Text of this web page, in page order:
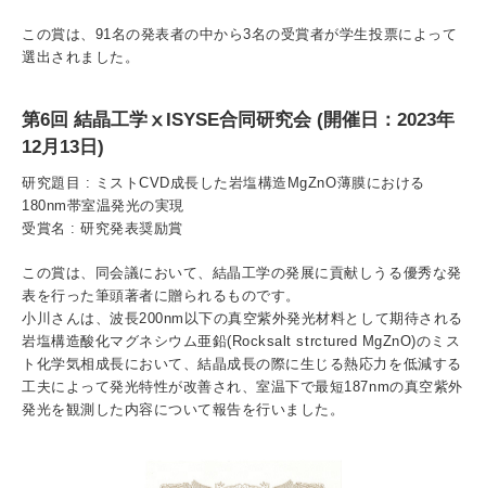
一般・企業の方
Pick Up
1. Action！x 工学院大学
2. 工学院大学ヒストリー
この賞は、91名の発表者の中から3名の受賞者が学生投票によって
選出されました。
第6回 結晶工学ⅹISYSE合同研究会 (開催日：2023年
12月13日)
研究題目 : ミストCVD成長した岩塩構造MgZnO薄膜における
180nm帯室温発光の実現
受賞名 : 研究発表奨励賞
この賞は、同会議において、結晶工学の発展に貢献しうる優秀な発
表を行った筆頭著者に贈られるものです。
小川さんは、波長200nm以下の真空紫外発光材料として期待される
岩塩構造酸化マグネシウム亜鉛(Rocksalt strctured MgZnO)のミス
ト化学気相成長において、結晶成長の際に生じる熱応力を低減する
工夫によって発光特性が改善され、室温下で最短187nmの真空紫外
発光を観測した内容について報告を行いました。